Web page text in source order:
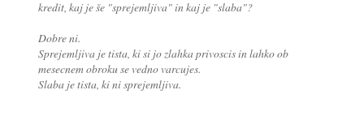
kredit, kaj je še "sprejemljiva" in kaj je "slaba"?
Dobre ni.
Sprejemljiva je tista, ki si jo zlahka privoscis in lahko ob
mesecnem obroku se vedno varcujes.
Slaba je tista, ki ni sprejemljiva.